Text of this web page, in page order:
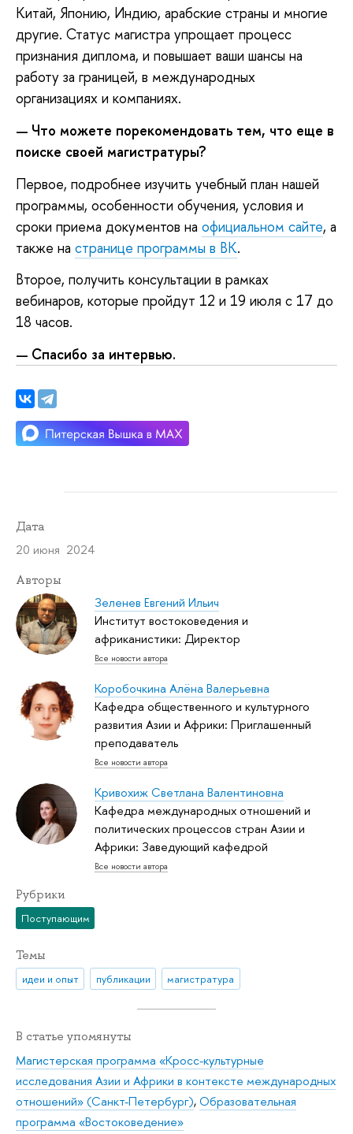
Китай, Японию, Индию, арабские страны и многие
другие. Статус магистра упрощает процесс
признания диплома, и повышает ваши шансы на
работу за границей, в международных
организациях и компаниях.
— Что можете порекомендовать тем, что еще в
поиске своей магистратуры?
Первое, подробнее изучить учебный план нашей
программы, особенности обучения, условия и
сроки приема документов на официальном сайте, а
также на странице программы в ВК.
Второе, получить консультации в рамках
вебинаров, которые пройдут 12 и 19 июля с 17 до
18 часов.
— Спасибо за интервью.
Дата
20 июня 2024
Авторы
Зеленев Евгений Ильич
Институт востоковедения и
африканистики: Директор
Все новости автора
Коробочкина Алёна Валерьевна
Кафедра общественного и культурного
развития Азии и Африки: Приглашенный
преподаватель
Все новости автора
Кривохиж Светлана Валентиновна
Кафедра международных отношений и
политических процессов стран Азии и
Африки: Заведующий кафедрой
Все новости автора
Рубрики
Поступающим
Темы
идеи и опыт публикации магистратура
В статье упомянуты
Магистерская программа «Кросс-культурные
исследования Азии и Африки в контексте международных
отношений» (Санкт-Петербург),Образовательная
программа «Востоковедение»